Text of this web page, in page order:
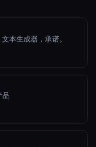
本生成器，承诺。
品